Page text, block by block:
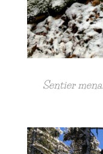
Sentier